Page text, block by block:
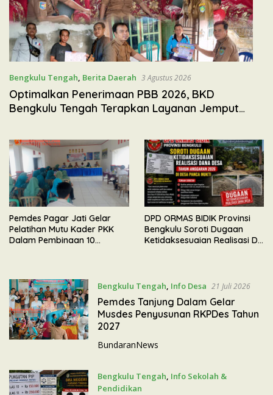
Bengkulu Tengah, Berita Daerah 3 Agustus 2026
Optimalkan Penerimaan PBB 2026, BKD
Bengkulu Tengah Terapkan Layanan Jemput
Pemdes Pagar Jati Gelar
Pelatihan Mutu Kader PKK
Dalam Pembinaan 10
DPD ORMAS BIDIK Provinsi
Bengkulu Soroti Dugaan
Ketidaksesuaian Realisasi DD
Bengkulu Tengah, Info Desa 21 Juli 2026
Pemdes Tanjung Dalam Gelar
Musdes Penyusunan RKPDes Tahun
2027
BundaranNews
Bengkulu Tengah, Info Sekolah &
Pendidikan